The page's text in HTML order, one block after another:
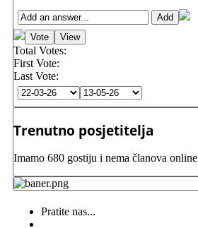
Total Votes:
First Vote:
Last Vote:
Trenutno posjetitelja
Imamo 680 gostiju i nema članova online
Pratite nas...